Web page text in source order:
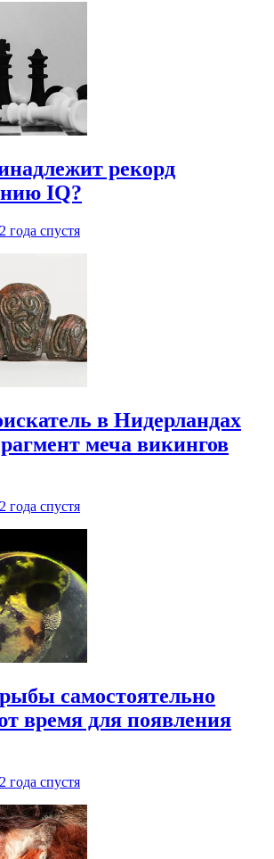
рекорд
IQ?
2 года спустя
в Нидерландах
меча викингов
2 года спустя
самостоятельно
время для появления
2 года спустя